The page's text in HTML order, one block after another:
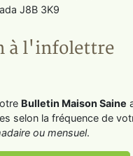
J8B 3K9
à l'infolettre
Bulletin Maison Saine
selon la fréquence de
ou mensuel.